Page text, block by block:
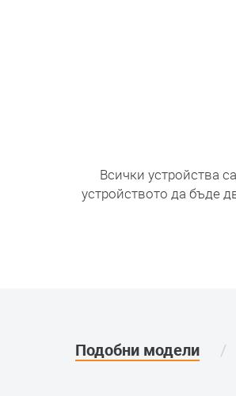
Всички устройства
устройството да бъде
Подобни модели